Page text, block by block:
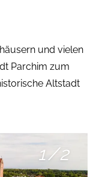
1/2
und vielen
Parchim zum
Altstadt